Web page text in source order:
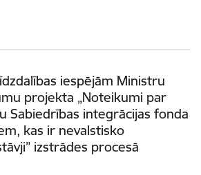
iespējām Ministru
projekta „Noteikumi par
Sabiedrības integrācijas fonda
kas ir nevalstisko
izstrādes procesā